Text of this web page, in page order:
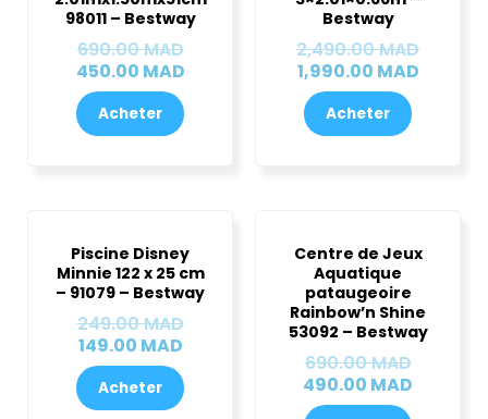
98011 – Bestway
690.00MAD
690.00 MAD.
450.00 MAD
450.00 MAD.
Acheter
Bestway
2,490.00MAD
1,990.00 MAD
Acheter
Piscine Disney
Minnie 122 x 25 cm
– 91079 – Bestway
249.00MAD
initial
était :
249.00 MAD.
149.00 MAD
actuel
est :
149.00 MAD.
Acheter
Centre de Jeux
Aquatique
pataugeoire
Rainbow’n Shine
53092 – Bestway
690.00MAD
initial
était :
690.00
490.00 MAD
actuel
490.00